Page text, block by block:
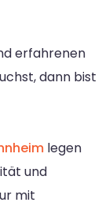
erfahrenen
dann bist
legen
und
mit